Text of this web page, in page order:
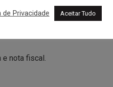
nota fiscal.
de Privacidade Aceitar Tudo